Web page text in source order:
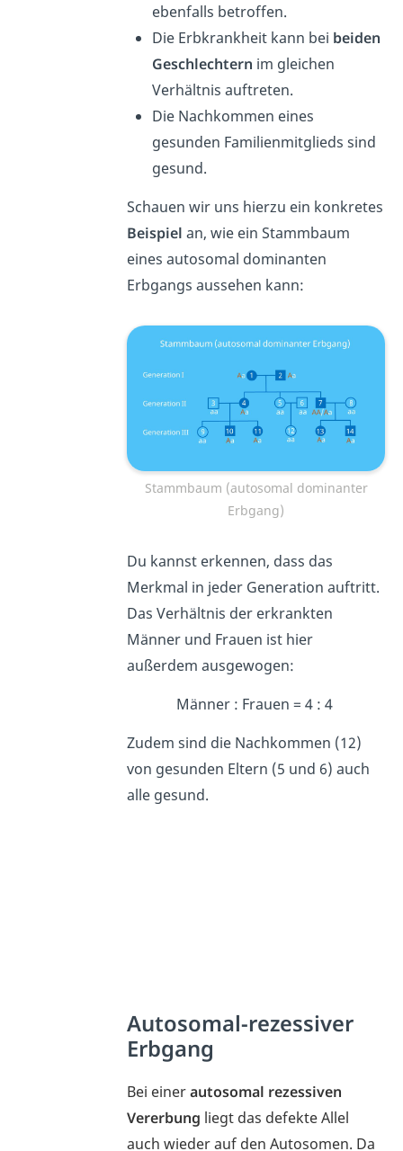
ebenfalls betroffen.
Die Erbkrankheit kann bei beiden
Geschlechtern im gleichen
Verhältnis auftreten.
Die Nachkommen eines
gesunden Familienmitglieds sind
gesund.
Schauen wir uns hierzu ein konkretes
Beispiel an, wie ein Stammbaum
eines autosomal dominanten
Erbgangs aussehen kann:
Stammbaum (autosomal dominanter
Erbgang)
Du kannst erkennen, dass das
Merkmal in jeder Generation auftritt.
Das Verhältnis der erkrankten
Männer und Frauen ist hier
außerdem ausgewogen:
Männer : Frauen = 4 : 4
Zudem sind die Nachkommen (12)
von gesunden Eltern (5 und 6) auch
alle gesund.
Autosomal-rezessiver
Erbgang
Bei einerautosomal rezessiven
Vererbung liegt das defekte Allel
auch wieder auf den Autosomen. Da